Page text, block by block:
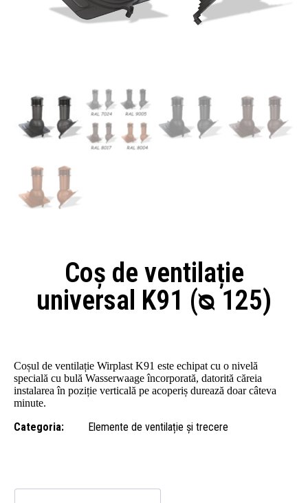
Coș de ventilație
universal K91 (ᴓ 125)
Coșul de ventilație Wirplast K91 este echipat cu o nivelă
specială cu bulă Wasserwaage încorporată, datorită căreia
instalarea în poziție verticală pe acoperiș durează doar câteva
minute.
Categoria: Elemente de ventilație și trecere